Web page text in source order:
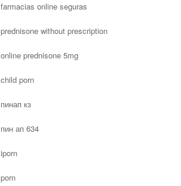
farmacias online seguras
prednisone without prescription
online prednisone 5mg
child porn
пинап кз
пин ап 634
iporn
porn